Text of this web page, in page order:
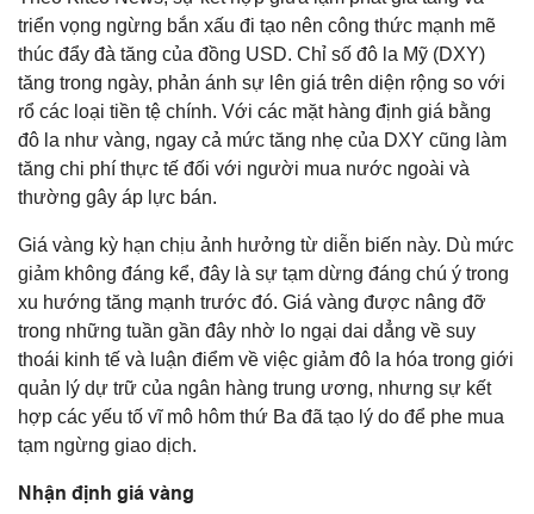
triển vọng ngừng bắn xấu đi tạo nên công thức mạnh mẽ
thúc đẩy đà tăng của đồng USD. Chỉ số đô la Mỹ (DXY)
tăng trong ngày, phản ánh sự lên giá trên diện rộng so với
rổ các loại tiền tệ chính. Với các mặt hàng định giá bằng
đô la như vàng, ngay cả mức tăng nhẹ của DXY cũng làm
tăng chi phí thực tế đối với người mua nước ngoài và
thường gây áp lực bán.
Giá vàng kỳ hạn chịu ảnh hưởng từ diễn biến này. Dù mức
giảm không đáng kể, đây là sự tạm dừng đáng chú ý trong
xu hướng tăng mạnh trước đó. Giá vàng được nâng đỡ
trong những tuần gần đây nhờ lo ngại dai dẳng về suy
thoái kinh tế và luận điểm về việc giảm đô la hóa trong giới
quản lý dự trữ của ngân hàng trung ương, nhưng sự kết
hợp các yếu tố vĩ mô hôm thứ Ba đã tạo lý do để phe mua
tạm ngừng giao dịch.
Nhận định giá vàng